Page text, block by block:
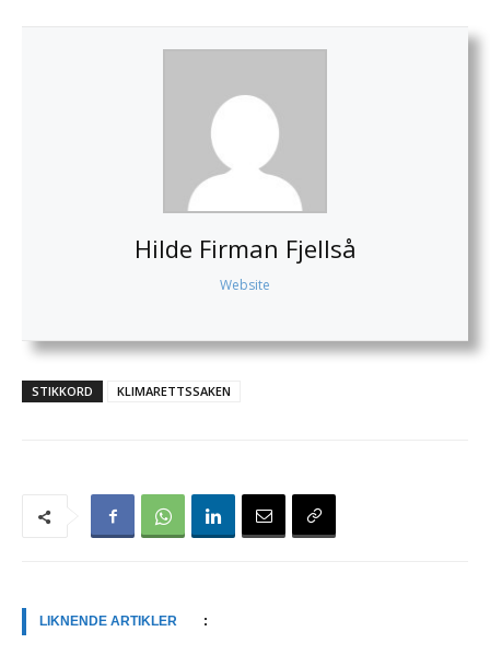
Hilde Firman Fjellså
Website
STIKKORD KLIMARETTSSAKEN
LIKNENDE ARTIKLER :